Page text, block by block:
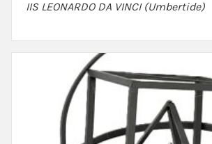
IIS LEONARDO DA VINCI (Umbertide)